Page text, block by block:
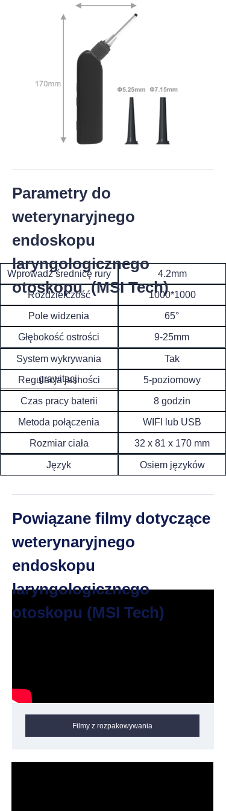
Wprowadź średnicę rury
System wykrywania
grawitacji
Rozdzielczość
Pole widzenia
Głębokość ostrości
4.2mm
Tak
1000*1000
65°
9-25mm
Regulacja jasności
Czas pracy baterii
Metoda połączenia
Rozmiar ciała
Język
5-poziomowy
8 godzin
WIFI lub USB
32 x 81 x 170 mm
Osiem języków
Parametry do
weterynaryjnego
endoskopu
laryngologicznego
otoskopu (MSI Tech)
Filmy z rozpakowywania
Powiązane filmy dotyczące
weterynaryjnego
endoskopu
laryngologicznego
otoskopu (MSI Tech)